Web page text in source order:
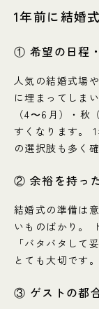
1年前に結婚
① 希望の日程
人気の結婚式場
に埋まってしま
（4〜6月）・秋
すくなります。
の選択肢も多く
② 余裕を持っ
結婚式の準備は
いものばかり。
「バタバタして
とても大切です
③ ゲストの都